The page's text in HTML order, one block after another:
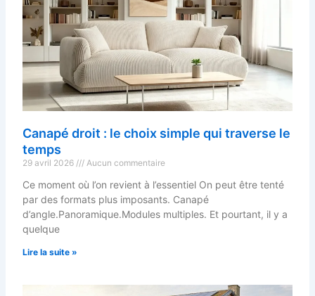
Canapé droit : le choix simple qui traverse le
temps
29 avril 2026 Aucun commentaire
Ce moment où l’on revient à l’essentiel On peut être tenté
par des formats plus imposants. Canapé
d’angle.Panoramique.Modules multiples. Et pourtant, il y a
quelque
Lire la suite »